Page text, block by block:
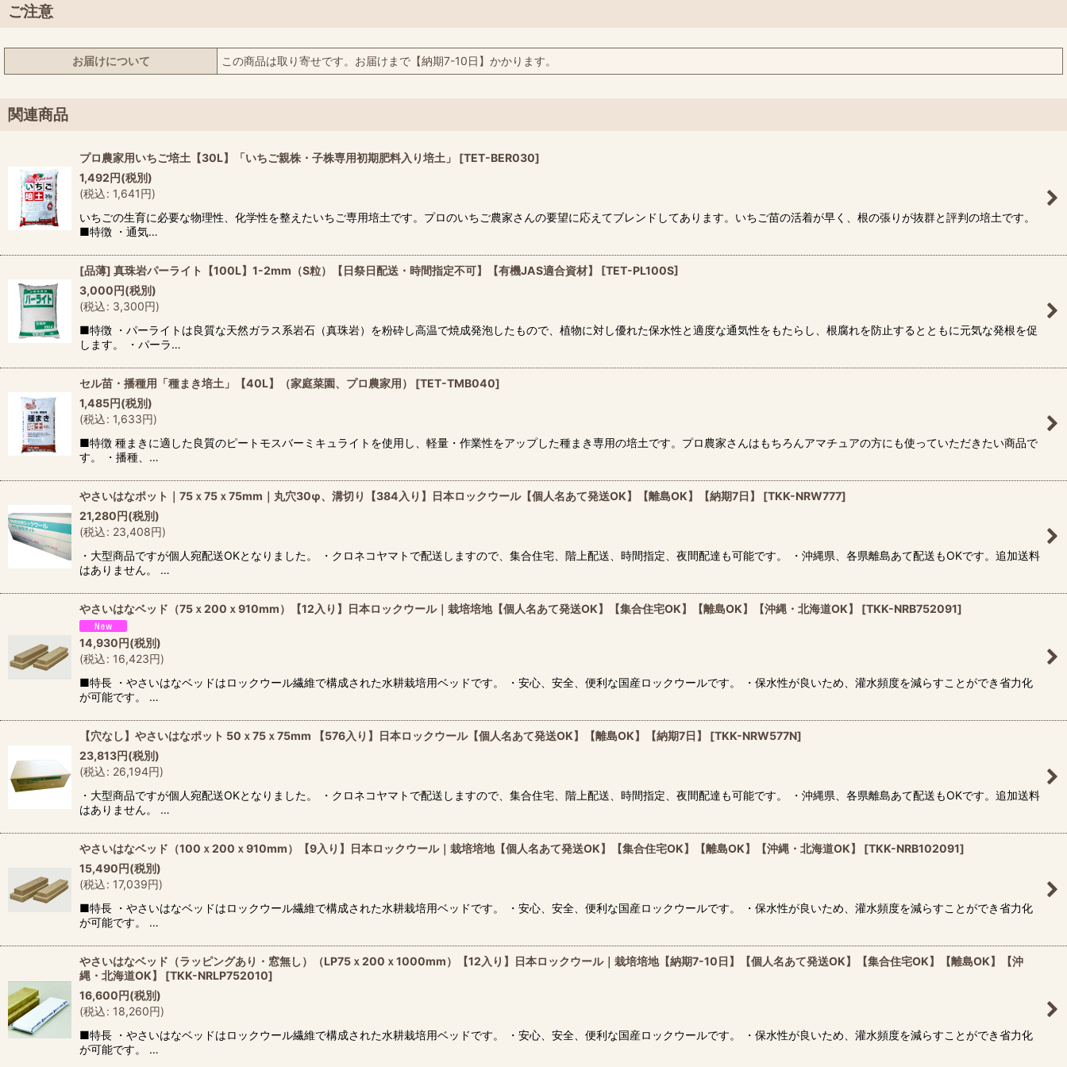
ご注意
お届けについて この商品は取り寄せです。お届けまで【納期7-10日】かかります。
関連商品
プロ農家用いちご培土【30L】「いちご親株・子株専用初期肥料入り培土」 [TET-BER030]
1,492円(税別)
(税込: 1,641円)
いちごの生育に必要な物理性、化学性を整えたいちご専用培土です。プロのいちご農家さんの要望に応えてブレンドしてあります。いちご苗の活着が早く、根の張りが抜群と評判の培土です。
■特徴 ・通気…
[品薄] 真珠岩パーライト【100L】1-2mm（S粒）【日祭日配送・時間指定不可】【有機JAS適合資材】 [TET-PL100S]
3,000円(税別)
(税込: 3,300円)
■特徴 ・パーライトは良質な天然ガラス系岩石（真珠岩）を粉砕し高温で焼成発泡したもので、植物に対し優れた保水性と適度な通気性をもたらし、根腐れを防止するとともに元気な発根を促
します。 ・パーラ…
セル苗・播種用「種まき培土」【40L】（家庭菜園、プロ農家用） [TET-TMB040]
1,485円(税別)
(税込: 1,633円)
■特徴 種まきに適した良質のピートモスバーミキュライトを使用し、軽量・作業性をアップした種まき専用の培土です。プロ農家さんはもちろんアマチュアの方にも使っていただきたい商品で
す。 ・播種、…
やさいはなポット｜75ｘ75ｘ75mm｜丸穴30φ、溝切り【384入り】日本ロックウール【個人名あて発送OK】【離島OK】【納期7日】 [TKK-NRW777]
21,280円(税別)
(税込: 23,408円)
・大型商品ですが個人宛配送OKとなりました。 ・クロネコヤマトで配送しますので、集合住宅、階上配送、時間指定、夜間配達も可能です。 ・沖縄県、各県離島あて配送もOKです。追加送料
はありません。 …
やさいはなベッド（75ｘ200ｘ910mm）【12入り】日本ロックウール｜栽培培地【個人名あて発送OK】【集合住宅OK】【離島OK】【沖縄・北海道OK】 [TKK-NRB752091]
14,930円(税別)
(税込: 16,423円)
■特長 ・やさいはなベッドはロックウール繊維で構成された水耕栽培用ベッドです。 ・安心、安全、便利な国産ロックウールです。 ・保水性が良いため、灌水頻度を減らすことができ省力化
が可能です。 …
【穴なし】やさいはなポット 50ｘ75ｘ75mm 【576入り】日本ロックウール【個人名あて発送OK】【離島OK】【納期7日】 [TKK-NRW577N]
23,813円(税別)
(税込: 26,194円)
・大型商品ですが個人宛配送OKとなりました。 ・クロネコヤマトで配送しますので、集合住宅、階上配送、時間指定、夜間配達も可能です。 ・沖縄県、各県離島あて配送もOKです。追加送料
はありません。 …
やさいはなベッド（100ｘ200ｘ910mm）【9入り】日本ロックウール｜栽培培地【個人名あて発送OK】【集合住宅OK】【離島OK】【沖縄・北海道OK】 [TKK-NRB102091]
15,490円(税別)
(税込: 17,039円)
■特長 ・やさいはなベッドはロックウール繊維で構成された水耕栽培用ベッドです。 ・安心、安全、便利な国産ロックウールです。 ・保水性が良いため、灌水頻度を減らすことができ省力化
が可能です。 …
やさいはなベッド（ラッピングあり・窓無し）（LP75ｘ200ｘ1000mm）【12入り】日本ロックウール｜栽培培地【納期7-10日】【個人名あて発送OK】【集合住宅OK】【離島OK】【沖
縄・北海道OK】
[TKK-NRLP752010]
16,600円(税別)
(税込: 18,260円)
■特長 ・やさいはなベッドはロックウール繊維で構成された水耕栽培用ベッドです。 ・安心、安全、便利な国産ロックウールです。 ・保水性が良いため、灌水頻度を減らすことができ省力化
が可能です。 …